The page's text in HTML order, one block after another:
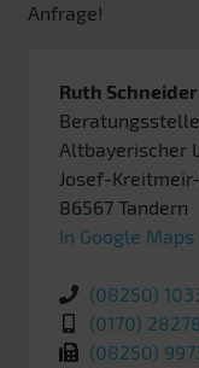
Anfrage!
Ruth Schneider
Altbayerischer
Josef-
86567 Tandern
In Google
(08250)
(0170)
(08250)